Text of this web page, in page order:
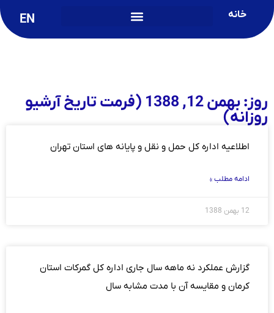
خانه EN
روز: بهمن 12, 1388 (فرمت تاریخ آرشیو
روزانه)
اطلاعیه اداره کل حمل و نقل و پایانه های استان تهران
ادامه مطلب »
12 بهمن 1388
گزارش عملکرد نه ماهه سال جاری اداره کل گمرکات استان
کرمان و مقایسه آن با مدت مشابه سال